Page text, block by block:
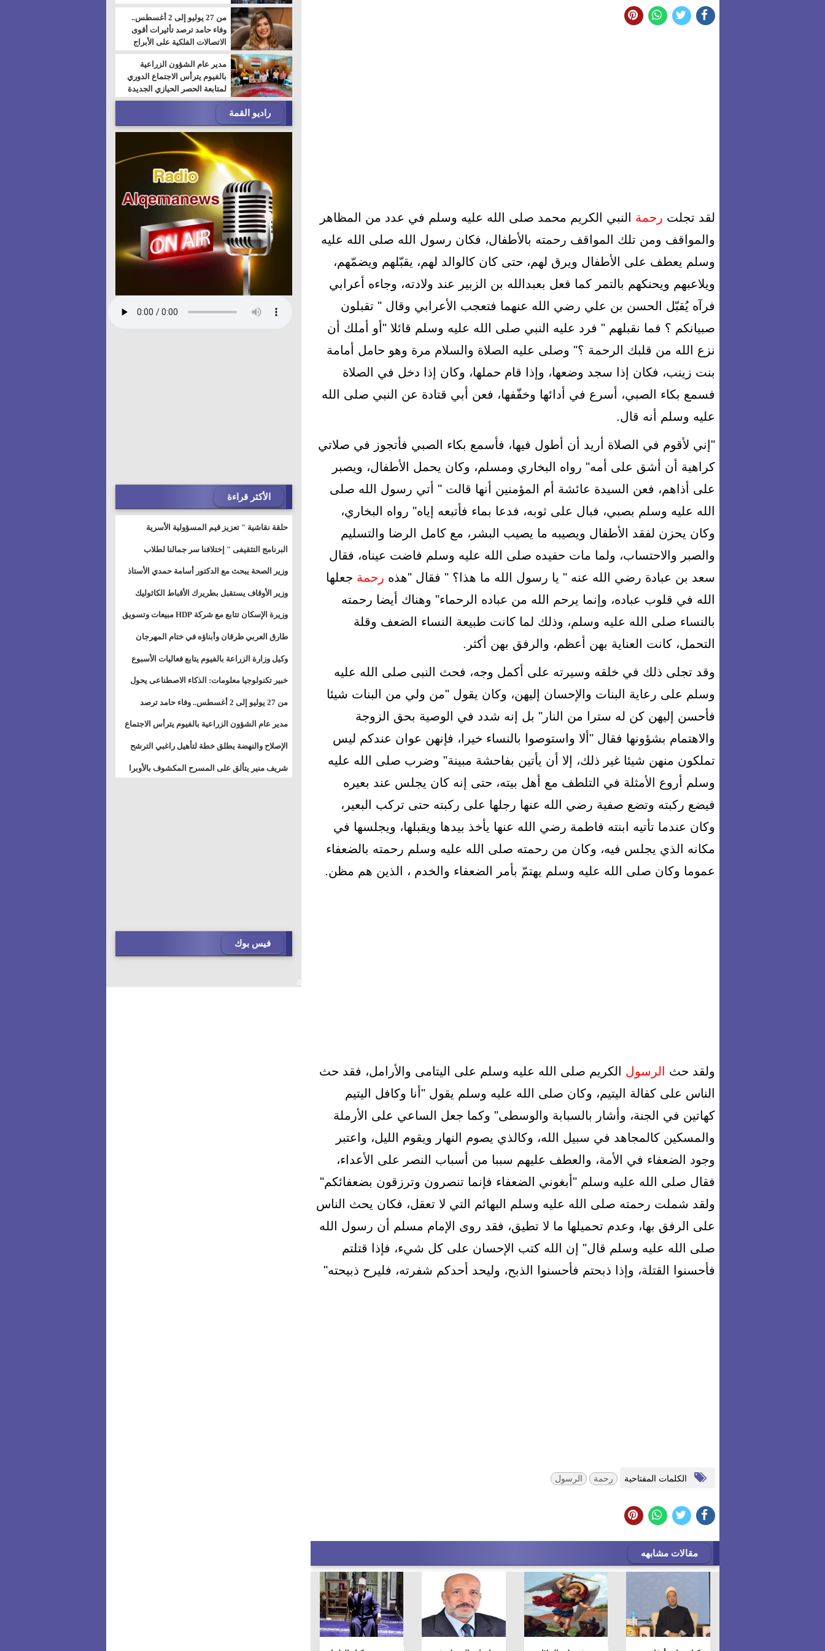
لقد تجلت رحمة النبي الكريم محمد صلى الله عليه وسلم في عدد من المظاهر
والمواقف ومن تلك المواقف رحمته بالأطفال، فكان رسول الله صلى الله عليه
وسلم يعطف على الأطفال ويرق لهم، حتى كان كالوالد لهم، يقبّلهم ويضمّهم،
ويلاعبهم ويحنكهم بالتمر كما فعل بعبدالله بن الزبير عند ولادته، وجاءه أعرابي
فرآه يُقبّل الحسن بن علي رضي الله عنهما فتعجب الأعرابي وقال " تقبلون
صبيانكم ؟ فما نقبلهم " فرد عليه النبي صلى الله عليه وسلم قائلا "أو أملك أن
نزع الله من قلبك الرحمة ؟" وصلى عليه الصلاة والسلام مرة وهو حامل أمامة
بنت زينب، فكان إذا سجد وضعها، وإذا قام حملها، وكان إذا دخل في الصلاة
فسمع بكاء الصبي، أسرع في أدائها وخفّفها، فعن أبي قتادة عن النبي صلى الله
عليه وسلم أنه قال.
"إني لأقوم في الصلاة أريد أن أطول فيها، فأسمع بكاء الصبي فأتجوز في صلاتي
كراهية أن أشق على أمه" رواه البخاري ومسلم، وكان يحمل الأطفال، ويصبر
على أذاهم، فعن السيدة عائشة أم المؤمنين أنها قالت " أتي رسول الله صلى
الله عليه وسلم بصبي، فبال على ثوبه، فدعا بماء فأتبعه إياه" رواه البخاري،
وكان يحزن لفقد الأطفال ويصيبه ما يصيب البشر، مع كامل الرضا والتسليم
والصبر والاحتساب، ولما مات حفيده صلى الله عليه وسلم فاضت عيناه، فقال
سعد بن عبادة رضي الله عنه " يا رسول الله ما هذا؟ " فقال "هذه رحمة جعلها
الله في قلوب عباده، وإنما يرحم الله من عباده الرحماء" وهناك أيضا رحمته
بالنساء صلى الله عليه وسلم، وذلك لما كانت طبيعة النساء الضعف وقلة
التحمل، كانت العناية بهن أعظم، والرفق بهن أكثر.
وقد تجلى ذلك في خلقه وسيرته على أكمل وجه، فحث النبى صلى الله عليه
وسلم على رعاية البنات والإحسان إليهن، وكان يقول "من ولي من البنات شيئا
فأحسن إليهن كن له سترا من النار" بل إنه شدد في الوصية بحق الزوجة
والاهتمام بشؤونها فقال "ألا واستوصوا بالنساء خيرا، فإنهن عوان عندكم ليس
تملكون منهن شيئا غير ذلك، إلا أن يأتين بفاحشة مبينة" وضرب صلى الله عليه
وسلم أروع الأمثلة في التلطف مع أهل بيته، حتى إنه كان يجلس عند بعيره
فيضع ركبته وتضع صفية رضي الله عنها رجلها على ركبته حتى تركب البعير،
وكان عندما تأتيه ابنته فاطمة رضي الله عنها يأخذ بيدها ويقبلها، ويجلسها في
مكانه الذي يجلس فيه، وكان من رحمته صلى الله عليه وسلم رحمته بالضعفاء
عموما وكان صلى الله عليه وسلم يهتمّ بأمر الضعفاء والخدم ، الذين هم مظن.
ولقد حث الرسول الكريم صلى الله عليه وسلم على اليتامى والأرامل، فقد حث
الناس على كفالة اليتيم، وكان صلى الله عليه وسلم يقول "أنا وكافل اليتيم
كهاتين في الجنة، وأشار بالسبابة والوسطى" وكما جعل الساعي على الأرملة
والمسكين كالمجاهد في سبيل الله، وكالذي يصوم النهار ويقوم الليل، واعتبر
وجود الضعفاء في الأمة، والعطف عليهم سببا من أسباب النصر على الأعداء،
فقال صلى الله عليه وسلم "أبغوني الضعفاء فإنما تنصرون وترزقون بضعفائكم"
ولقد شملت رحمته صلى الله عليه وسلم البهائم التي لا تعقل، فكان يحث الناس
على الرفق بها، وعدم تحميلها ما لا تطيق، فقد روى الإمام مسلم أن رسول الله
صلى الله عليه وسلم قال" إن الله كتب الإحسان على كل شيء، فإذا قتلتم
فأحسنوا القتلة، وإذا ذبحتم فأحسنوا الذبح، وليحد أحدكم شفرته، فليرح ذبيحته"
الكلمات المفتاحية رحمة الرسول
مقالات مشابهه
من 27 يوليو إلى 2 أغسطس..
وفاء حامد ترصد تأثيرات أقوى
الاتصالات الفلكية على الأبراج
مدير عام الشؤون الزراعية
بالفيوم يترأس الاجتماع الدوري
لمتابعة الحصر الحيازي الجديدة
راديو القمة
الأكثر قراءة
حلقة نقاشية " تعزيز قيم المسؤولية الأسرية
البرنامج التثقيفى " إختلافنا سر جمالنا لطلاب
وطالبات ذوى الهمهم" بمدارس التربية الخاصة
وزير الصحة يبحث مع الدكتور أسامة حمدي الأستاذ
بجامعة هارفارد توسيع برامج التوعية بمرض السكري
وزير الأوقاف يستقبل بطريرك الأقباط الكاثوليك
وزيرة الإسكان تتابع مع شركة HDP مبيعات وتسويق
مشروعات المدن الجديدة
طارق العربي طرقان وأبناؤه في ختام المهرجان
الصيفي للموسيقى والغناء بالمسرح المكشوف
وكيل وزارة الزراعة بالفيوم يتابع فعاليات الأسبوع
خبير تكنولوجيا معلومات: الذكاء الاصطناعى يحول
المستخدم إلى سلعة فى اقتصاد الانتباه
من 27 يوليو إلى 2 أغسطس.. وفاء حامد ترصد
تأثيرات أقوى الاتصالات الفلكية على الأبراج
مدير عام الشؤون الزراعية بالفيوم يترأس الاجتماع
الدوري لمتابعة الحصر الحيازي الجديدة
الإصلاح والنهضة يطلق خطة لتأهيل راغبي الترشح
للمجالس الشعبية المحلية ويستعرض خطط أماناته
بالمحافظات
شريف منير يتألق على المسرح المكشوف بالأوبرا
فيس بوك
a